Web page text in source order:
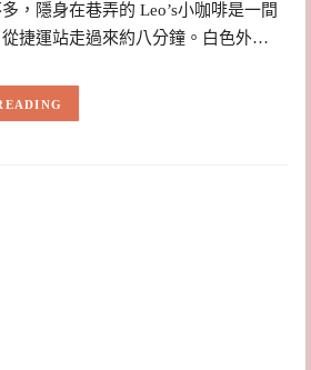
，隱身在巷弄的 Leo’s小咖啡是一間
捷運站走過來約八分鐘。白色外…